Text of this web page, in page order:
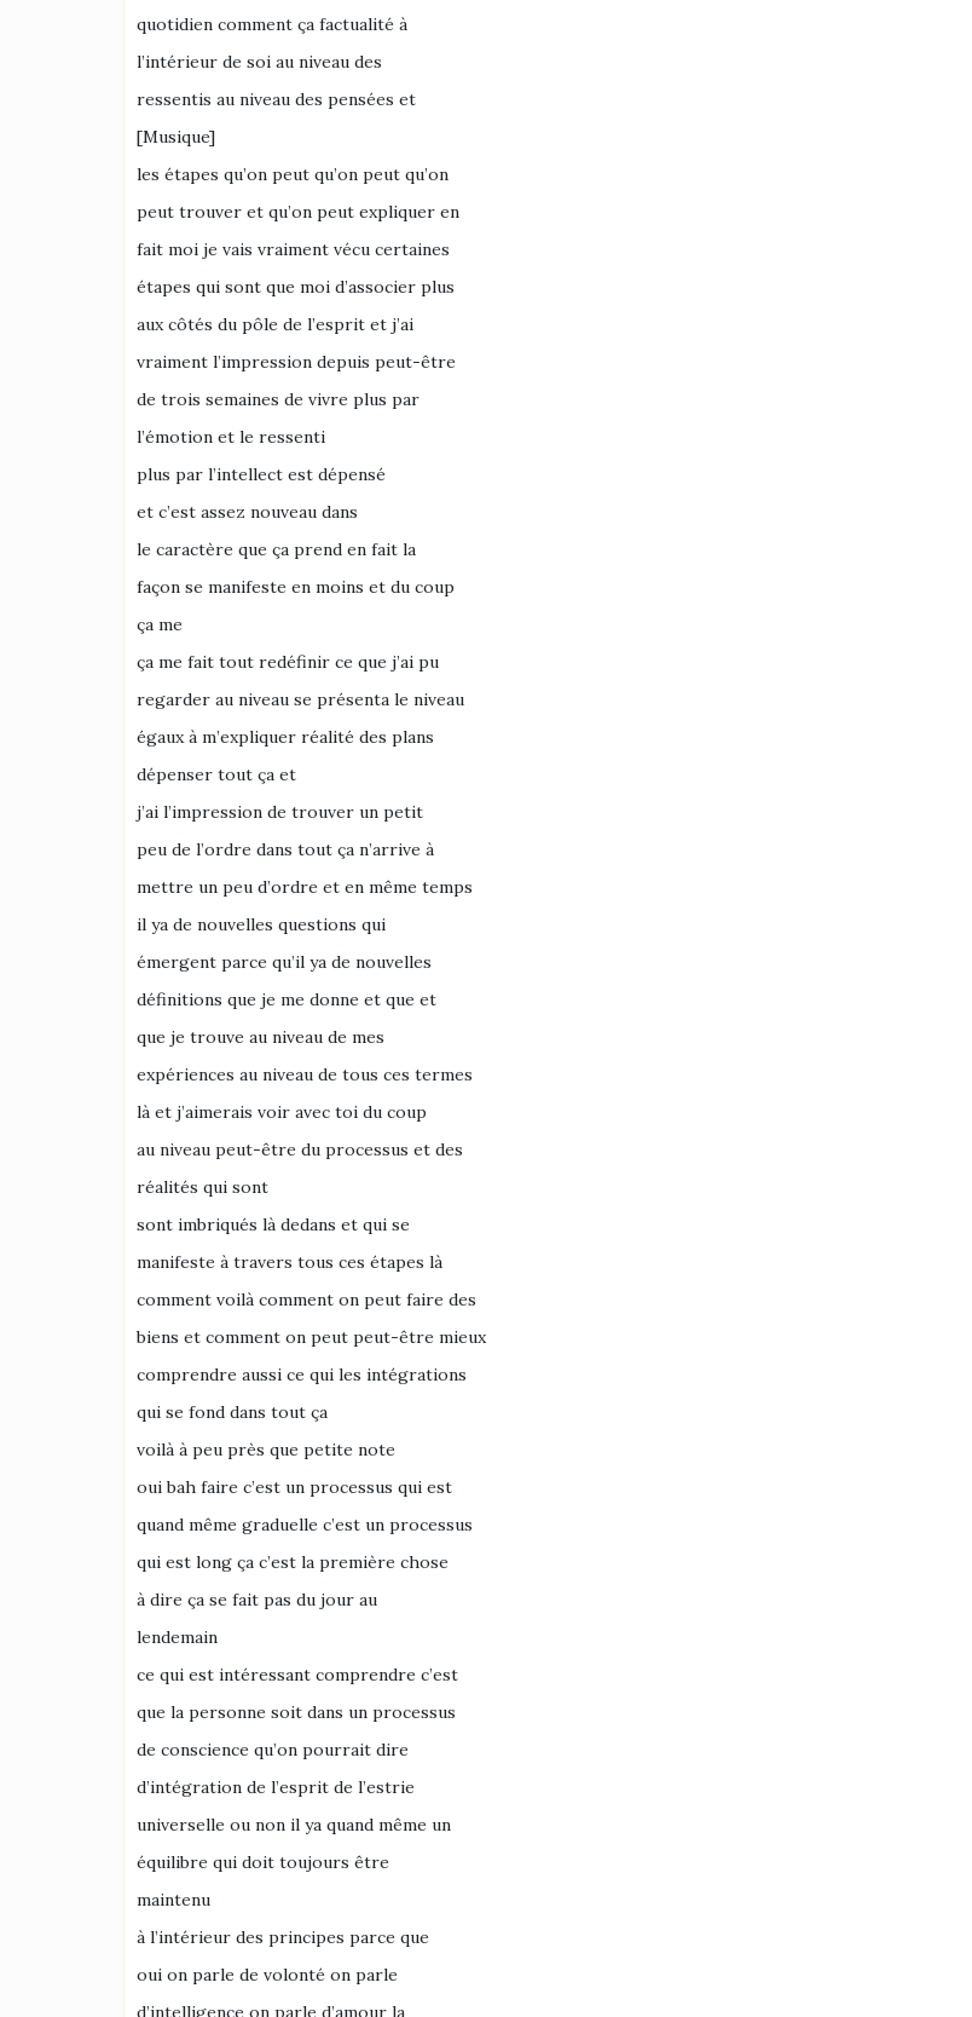
quotidien comment ça factualité à
l’intérieur de soi au niveau des
ressentis au niveau des pensées et
[Musique]
les étapes qu’on peut qu’on peut qu’on
peut trouver et qu’on peut expliquer en
fait moi je vais vraiment vécu certaines
étapes qui sont que moi d’associer plus
aux côtés du pôle de l’esprit et j’ai
vraiment l’impression depuis peut-être
de trois semaines de vivre plus par
l’émotion et le ressenti
plus par l’intellect est dépensé
et c’est assez nouveau dans
le caractère que ça prend en fait la
façon se manifeste en moins et du coup
ça me
ça me fait tout redéfinir ce que j’ai pu
regarder au niveau se présenta le niveau
égaux à m’expliquer réalité des plans
dépenser tout ça et
j’ai l’impression de trouver un petit
peu de l’ordre dans tout ça n’arrive à
mettre un peu d’ordre et en même temps
il ya de nouvelles questions qui
émergent parce qu’il ya de nouvelles
définitions que je me donne et que et
que je trouve au niveau de mes
expériences au niveau de tous ces termes
là et j’aimerais voir avec toi du coup
au niveau peut-être du processus et des
réalités qui sont
sont imbriqués là dedans et qui se
manifeste à travers tous ces étapes là
comment voilà comment on peut faire des
biens et comment on peut peut-être mieux
comprendre aussi ce qui les intégrations
qui se fond dans tout ça
voilà à peu près que petite note
oui bah faire c’est un processus qui est
quand même graduelle c’est un processus
qui est long ça c’est la première chose
à dire ça se fait pas du jour au
lendemain
ce qui est intéressant comprendre c’est
que la personne soit dans un processus
de conscience qu’on pourrait dire
d’intégration de l’esprit de l’estrie
universelle ou non il ya quand même un
équilibre qui doit toujours être
maintenu
à l’intérieur des principes parce que
oui on parle de volonté on parle
d’intelligence on parle d’amour la